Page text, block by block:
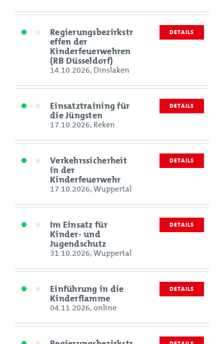
Regierungsbezirkstr
effen der
Kinderfeuerwehren
(RB Düsseldorf)
14.10.2026, Dinslaken
DETAILS
Einsatztraining für
die Jüngsten
17.10.2026, Reken
DETAILS
Verkehrssicherheit
in der
Kinderfeuerwehr
17.10.2026, Wuppertal
DETAILS
Im Einsatz für
Kinder- und
Jugendschutz
31.10.2026, Wuppertal
DETAILS
Einführung in die
Kinderflamme
04.11.2026, online
DETAILS